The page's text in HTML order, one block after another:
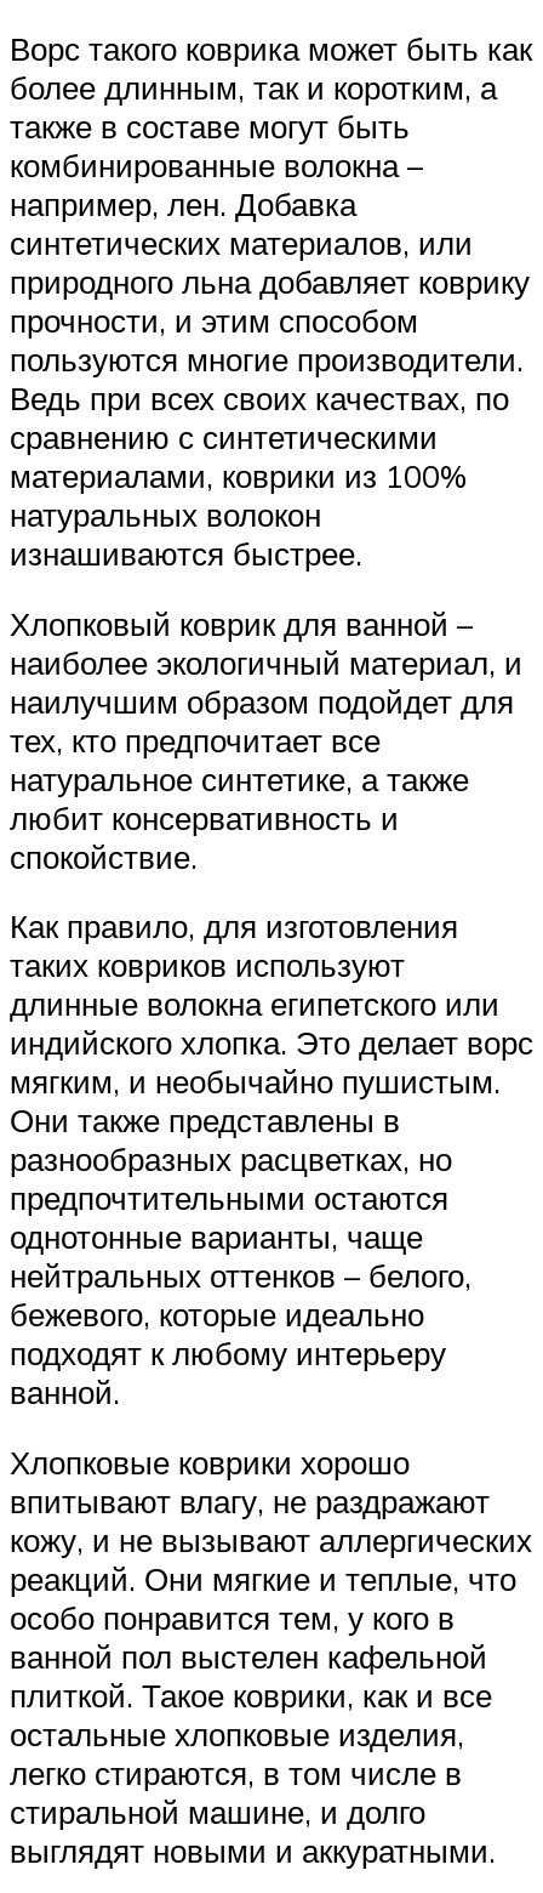
Ворс такого коврика может быть как
более длинным, так и коротким, а
также в составе могут быть
комбинированные волокна –
например, лен. Добавка
синтетических материалов, или
природного льна добавляет коврику
прочности, и этим способом
пользуются многие производители.
Ведь при всех своих качествах, по
сравнению с синтетическими
материалами, коврики из 100%
натуральных волокон
изнашиваются быстрее.
Хлопковый коврик для ванной –
наиболее экологичный материал, и
наилучшим образом подойдет для
тех, кто предпочитает все
натуральное синтетике, а также
любит консервативность и
спокойствие.
Как правило, для изготовления
таких ковриков используют
длинные волокна египетского или
индийского хлопка. Это делает ворс
мягким, и необычайно пушистым.
Они также представлены в
разнообразных расцветках, но
предпочтительными остаются
однотонные варианты, чаще
нейтральных оттенков – белого,
бежевого, которые идеально
подходят к любому интерьеру
ванной.
Хлопковые коврики хорошо
впитывают влагу, не раздражают
кожу, и не вызывают аллергических
реакций. Они мягкие и теплые, что
особо понравится тем, у кого в
ванной пол выстелен кафельной
плиткой. Такое коврики, как и все
остальные хлопковые изделия,
легко стираются, в том числе в
стиральной машине, и долго
выглядят новыми и аккуратными.